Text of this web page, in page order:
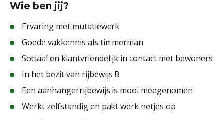
Wie ben jij?
Ervaring met mutatiewerk
Goede vakkennis als timmerman
Sociaal en klantvriendelijk in contact met bewoners
In het bezit van rijbewijs B
Een aanhangerrijbewijs is mooi meegenomen
Werkt zelfstandig en pakt werk netjes op